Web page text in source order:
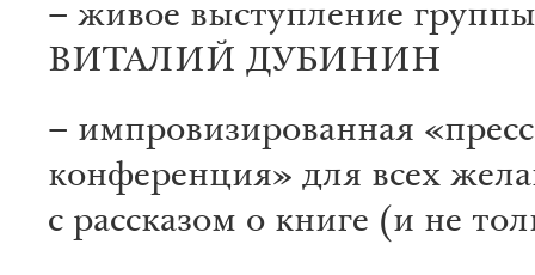
– живое выступление группы
ВИТАЛИЙ ДУБИНИН
– импровизированная
конференция» для всех
с рассказом о книге (и не